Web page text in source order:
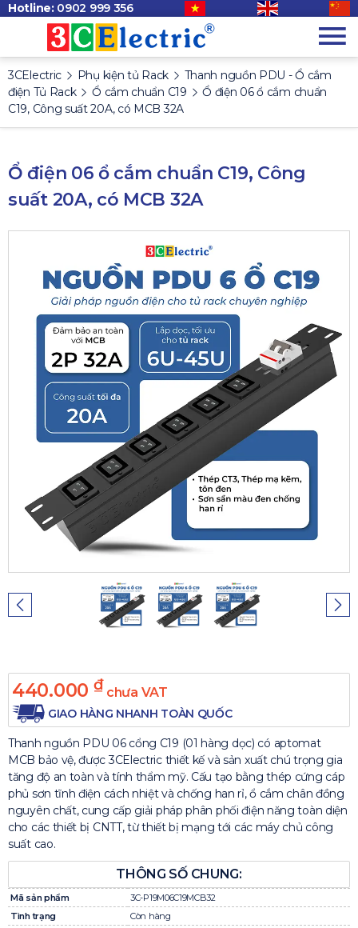
Hotline: 0902 999 356
3CElectric Phụ kiện tủ Rack
Thanh nguồn PDU - Ổ cắm
điện Tủ Rack
Ổ cắm chuẩn C19
Ổ điện 06 ổ cắm chuẩn
C19, Công suất 20A, có MCB 32A
Ổ điện 06 ổ cắm chuẩn C19, Công
suất 20A, có MCB 32A
440.000 ₫ chưa VAT
GIAO HÀNG NHANH TOÀN QUỐC
Thanh nguồn PDU 06 cổng C19 (01 hàng dọc) có aptomat
MCB bảo vệ, được 3CElectric thiết kế và sản xuất chú trọng gia
tăng độ an toàn và tính thẩm mỹ. Cấu tạo bằng thép cứng cáp
phủ sơn tĩnh điện cách nhiệt và chống han rỉ, ổ cắm chân đồng
nguyên chất, cung cấp giải pháp phân phối điện năng toàn diện
cho các thiết bị CNTT, từ thiết bị mạng tới các máy chủ công
suất cao.
THÔNG SỐ CHUNG:
Mã sản phẩm
3C-P19M06C19MCB32
Tình trạng
Còn hàng